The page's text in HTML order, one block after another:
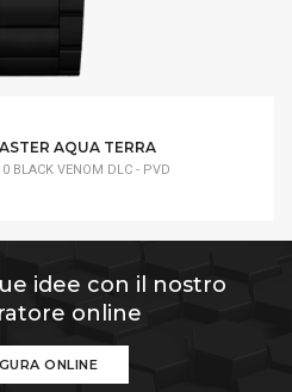
AQUA TERRA
BLACK VENOM DLC - PVD
idee con il nostro
online
ONLINE